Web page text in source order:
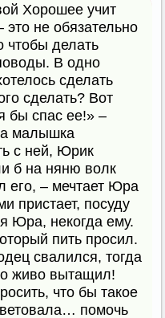
Хорошее учит
не обязательно
чтобы делать
В одно
сделать
сделать? Вот
бы спас ее!» –
малышка
с ней, Юрик
б на няню волк
его, – мечтает Юра
пристает, посуду
Юра, некогда ему.
пить просил.
свалился, тогда
живо вытащил!
что бы такое
помочь